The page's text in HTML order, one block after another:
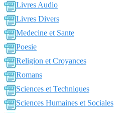
Livres Audio
Livres Divers
Medecine et Sante
Poesie
Religion et Croyances
Romans
Sciences et Techniques
Sciences Humaines et Sociales